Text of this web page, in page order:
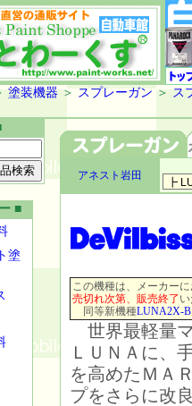
塗装機器＞ スプレーガン ＞ ス
■
塗
アネスト岩田
この機種は、メーカー
売切れ次第、販売終了
同等新機種LUNA2X-B
世界最軽量
ＬＵＮＡに、
を高めたＭＡ
プをさらに改